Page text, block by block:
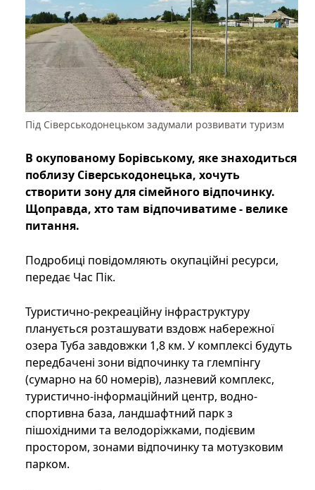
Під Сіверськодонецьком задумали розвивати туризм
В окупованому Борівському, яке знаходиться
поблизу Сіверськодонецька, хочуть
створити зону для сімейного відпочинку.
Щоправда, хто там відпочиватиме - велике
питання.
Подробиці повідомляють окупаційні ресурси,
передає Час Пік.
Туристично-рекреаційну інфраструктуру
планується розташувати вздовж набережної
озера Туба завдовжки 1,8 км. У комплексі будуть
передбачені зони відпочинку та глемпінгу
(сумарно на 60 номерів), лазневий комплекс,
туристично-інформаційний центр, водно-
спортивна база, ландшафтний парк з
пішохідними та велодоріжками, подієвим
простором, зонами відпочинку та мотузковим
парком.